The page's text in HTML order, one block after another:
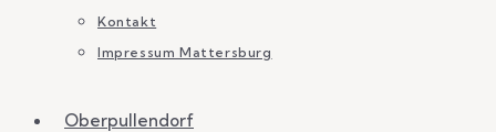
Kontakt
Impressum Mattersburg
Oberpullendorf